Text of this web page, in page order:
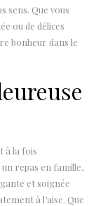
sens. Que vous
ou de délices
bonheur dans le
à la fois
repas en famille,
et soignée
à l’aise. Que